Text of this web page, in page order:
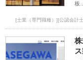
板…
[士業（専門職種）][公認会計